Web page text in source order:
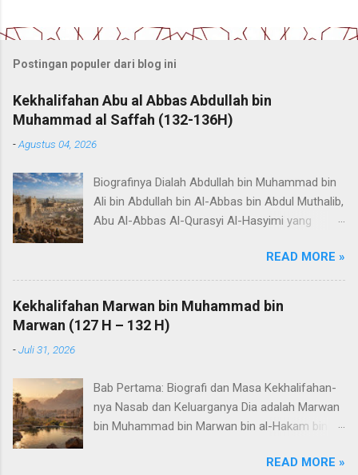
Postingan populer dari blog ini
Kekhalifahan Abu al Abbas Abdullah bin
Muhammad al Saffah (132-136H)
-Agustus 04, 2026
Biografinya Dialah Abdullah bin Muhammad bin
Ali bin Abdullah bin Al-Abbas bin Abdul Muthalib,
Abu Al-Abbas Al-Qurasyi Al-Hasyimi yang
adalah Raythah binti Ubaidillah bin Abdullah bin
Abdul Madan Al-Haritsi. As-Saffah lahir di Al-
Humaimah, wilayah Asy-Syarah di Syam. Ia
tumbuh besar di sana hingga saudaranya,
Ibrahim, dicari dan dibunuh oleh Marwan Al-
berbadan tinggi, berhidung mancung, berambut
keriting, berjanggut indah, berwajah rupawan,
fasih berbicara, berpemikiran baik, serta cerdas
Kalimat terakhir yang diucapkan Abu Al-Abbas
READ MORE »
Kekhalifahan Marwan bin Muhammad bin
Marwan (127 H – 132 H)
-Juli 31, 2026
Bab Pertama: Biografi dan Masa Kekhalifahan-
nya Nasab dan Keluarganya Dia adalah Marwan
bin Muhammad bin Marwan bin al-Hakam bin
Bani Umayyah, bergelar Abu Abdil Malik, Amirul
READ MORE »